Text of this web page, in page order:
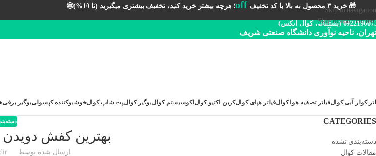
Skip to navigation
Skip to main content
🎁 خرید ۳ محصول به بالا با کد تخفیف off؛ هرچه بیشتر خرید کنید، تخفیف بیشتری میگیرید (تا 10%)🤩
(پشتیبانی کوال ایکس)
تهران، ناحیه نوآوری دانشگاه صنعتی شریف
کولر آبی کوالفیلتر تصفیه هوا کوالفیلتر هپای کوالکربن اکتیو کوال اکوسیستم کوالبوگیر کوالپت شاپ کوالخوشبوکننده کپسولیبوگیر برقی
CATEGORIES
دسته‌بندی نشده
مقالات کوال
بهترین کفش دویدن
ارسال شده توسط